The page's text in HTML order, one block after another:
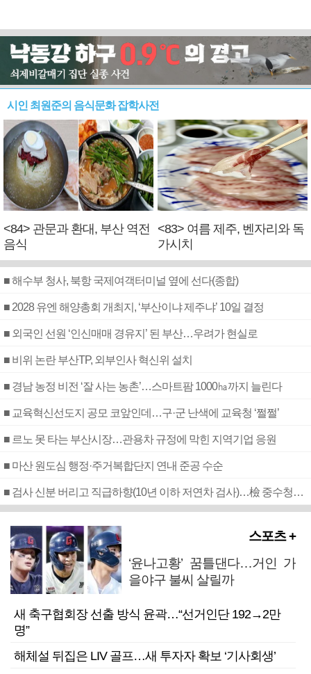
시인 최원준의 음식문화 잡학사전
<84> 관문과 환대, 부산 역전
음식
<83> 여름 제주, 벤자리와 독
가시치
■ 해수부 청사, 북항 국제여객터미널 옆에 선다(종합)
■ 2028 유엔 해양총회 개최지, ‘부산이냐 제주냐’ 10일 결정
■ 외국인 선원 ‘인신매매 경유지’ 된 부산…우려가 현실로
■ 비위 논란 부산TP, 외부인사 혁신위 설치
■ 경남 농정 비전 ‘잘 사는 농촌’…스마트팜 1000㏊까지 늘린다
■ 교육혁신선도지 공모 코앞인데…구·군 난색에 교육청 ‘쩔쩔’
■ 르노 못 타는 부산시장…관용차 규정에 막힌 지역기업 응원
■ 마산 원도심 행정·주거복합단지 연내 준공 수순
■ 검사 신분 버리고 직급하향(10년 이하 저연차 검사)…檢 중수청행 기피
스포츠 +
‘윤나고황’ 꿈틀댄다…거인 가
을야구 불씨 살릴까
새 축구협회장 선출 방식 윤곽…“선거인단 192→2만
명”
해체설 뒤집은 LIV 골프…새 투자자 확보 ‘기사회생’